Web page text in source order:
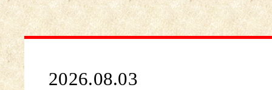
2026.08.03